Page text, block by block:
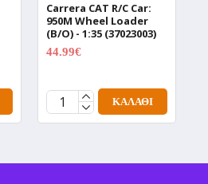
Carrera CAT R/C Car:
950M Wheel Loader
(B/O) - 1:35 (37023003)
44.99€
ΚΑΛΆΘΙ